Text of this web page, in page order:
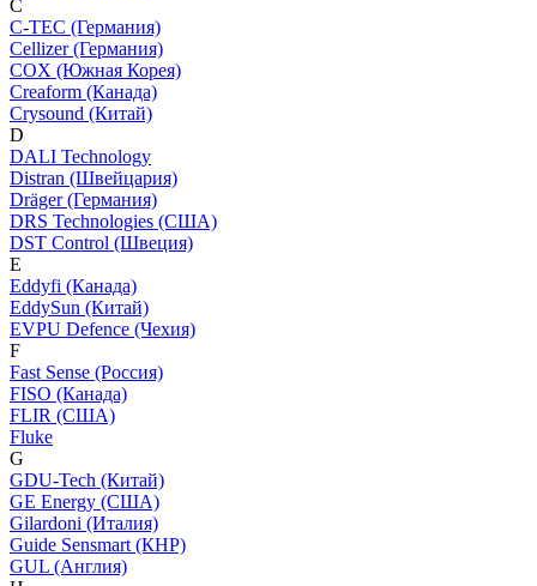
C
C-TEC (Германия)
Cellizer (Германия)
COX (Южная Корея)
Creaform (Канада)
Crysound (Китай)
D
DALI Technology
Distran (Швейцария)
Dräger (Германия)
DRS Technologies (США)
DST Control (Швеция)
E
Eddyfi (Канада)
EddySun (Китай)
EVPU Defence (Чехия)
F
Fast Sense (Россия)
FISO (Канада)
FLIR (США)
Fluke
G
GDU-Tech (Китай)
GE Energy (США)
Gilardoni (Италия)
Guide Sensmart (КНР)
GUL (Англия)